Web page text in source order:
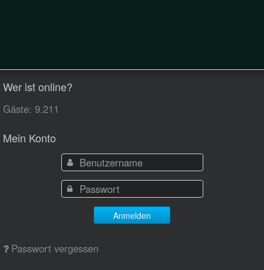
Wer ist online?
Gäste: 9.211
Mein Konto
Anmelden
Passwort vergessen